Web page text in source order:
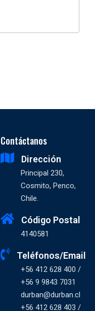
Contáctanos
Dirección
Principal 230,
Cosmito, Penco,
Chile.
Código Postal
4140581
Teléfonos/Email
+56 412 628 400 /
+56 9 9843 7031
durban@durban.cl
+56 412 628 403 /